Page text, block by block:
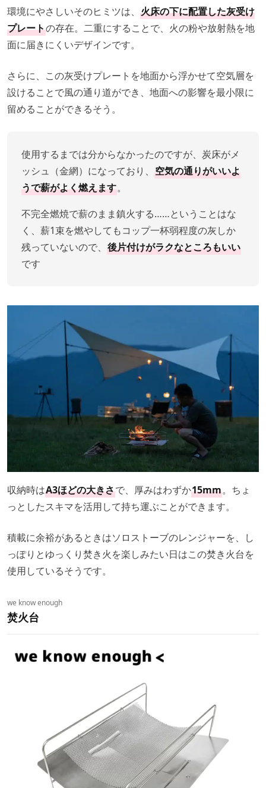
環境にやさしいそのヒミツは、 火床の下に配置した灰受け
プレートの存在。二重にすることで、火の粉や放射熱を地
面に届きにくいデザインです。
さらに、この灰受けプレートを地面から浮かせて空気層を
設けることで風の通り道ができ、地面への影響を最小限に
留めることができるそう。
使用するまでは分からなかったのですが、炭床がメ
ッシュ（金網）になっており、 空気の通りがいいよ
うで薪がよく燃えます。
不完全燃焼で薪のまま鎮火する……ということはな
く、薪1束を燃やしてもコップ一杯弱程度の灰しか
残っていないので、 後片付けがラクなところもいい
です
収納時はA3ほどの大きさで、厚みはわずか15mm。ちょ
っとしたスキマを活用して持ち運ぶことができます。
積載に余裕があるときはソロストーブのレンジャーを、し
っぽりとゆっくり焚き火を楽しみたい日はこの焚き火台を
使用しているそうです。
we know enough
焚火台